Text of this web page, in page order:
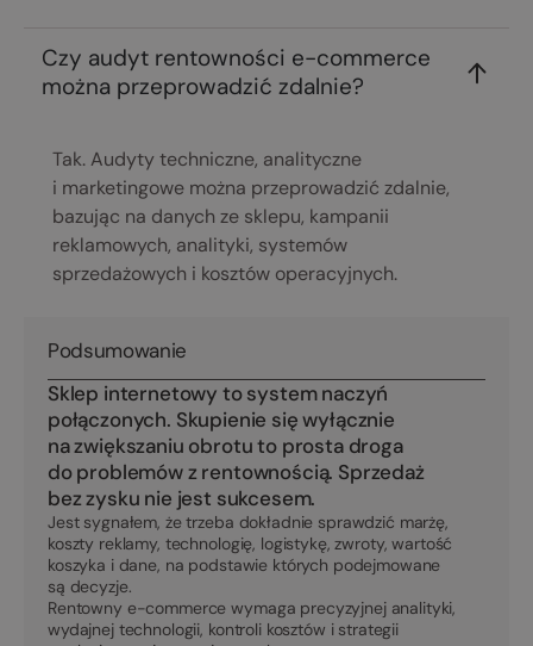
Czy audyt rentowności e-commerce
można przeprowadzić zdalnie?
Tak. Audyty techniczne, analityczne
i marketingowe można przeprowadzić zdalnie,
bazując na danych ze sklepu, kampanii
reklamowych, analityki, systemów
sprzedażowych i kosztów operacyjnych.
Podsumowanie
Sklep internetowy to system naczyń
połączonych. Skupienie się wyłącznie
na zwiększaniu obrotu to prosta droga
do problemów z rentownością. Sprzedaż
bez zysku nie jest sukcesem.
Jest sygnałem, że trzeba dokładnie sprawdzić marżę,
koszty reklamy, technologię, logistykę, zwroty, wartość
koszyka i dane, na podstawie których podejmowane
są decyzje.
Rentowny e-commerce wymaga precyzyjnej analityki,
wydajnej technologii, kontroli kosztów i strategii